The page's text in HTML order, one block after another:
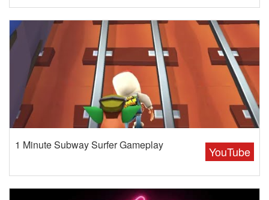
YouTube
1 Minute Subway Surfer Gameplay